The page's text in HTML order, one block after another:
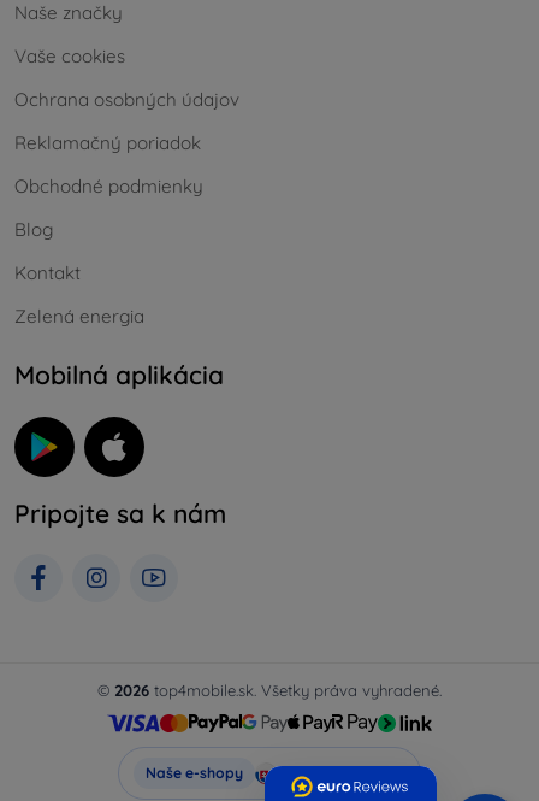
Naše značky
Vaše cookies
Ochrana osobných údajov
Reklamačný poriadok
Obchodné podmienky
Blog
Kontakt
Zelená energia
Mobilná aplikácia
Pripojte sa k nám
© 2026 top4mobile.sk. Všetky práva vyhradené.
Naše e-shopy Top4Mobile.sk